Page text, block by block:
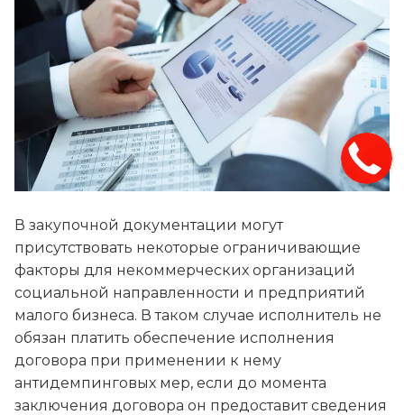
В закупочной документации могут
присутствовать некоторые ограничивающие
факторы для некоммерческих организаций
социальной направленности и предприятий
малого бизнеса. В таком случае исполнитель не
обязан платить обеспечение исполнения
договора при применении к нему
антидемпинговых мер, если до момента
заключения договора он предоставит сведения